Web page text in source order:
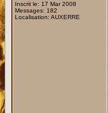
Inscrit le: 17 Mar 2008
Messages: 182
Localisation: AUXERRE